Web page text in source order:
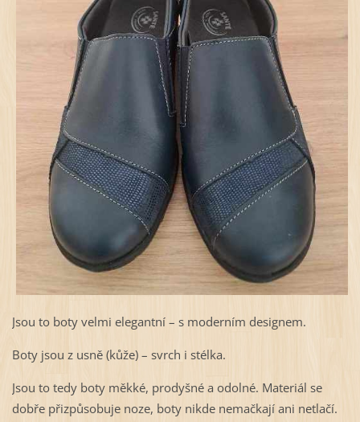
Jsou to boty velmi elegantní – s moderním designem.
Boty jsou z usně (kůže) – svrch i stélka.
Jsou to tedy boty měkké, prodyšné a odolné. Materiál se
dobře přizpůsobuje noze, boty nikde nemačkají ani netlačí.